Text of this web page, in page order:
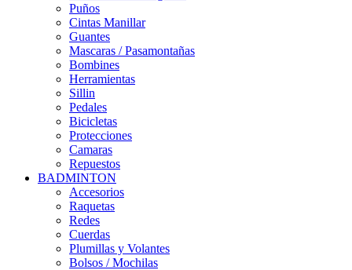
Puños
Cintas Manillar
Guantes
Mascaras / Pasamontañas
Bombines
Herramientas
Sillin
Pedales
Bicicletas
Protecciones
Camaras
Repuestos
BADMINTON
Accesorios
Raquetas
Redes
Cuerdas
Plumillas y Volantes
Bolsos / Mochilas